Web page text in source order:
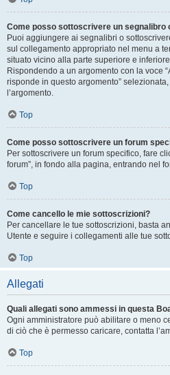
Come posso sottoscrivere un segnalibro
Puoi aggiungere ai segnalibri o
sul collegamento appropriato nel menu a
situato vicino alla parte superiore e
Rispondendo a un argomento con la voce
risponde in questo argomento”
l’argomento.
Top
Come posso sottoscrivere un forum
Per sottoscrivere un forum specifico, fare
forum”, in fondo alla pagina, entrando nel
Top
Come cancello le mie sottoscrizioni?
Per cancellare le tue sottoscrizioni, basta
Utente e seguire i collegamenti alle tue
Top
Allegati
Quali allegati sono ammessi in questa
Ogni amministratore può abilitare o meno
di ciò che è permesso caricare, contatta
Top